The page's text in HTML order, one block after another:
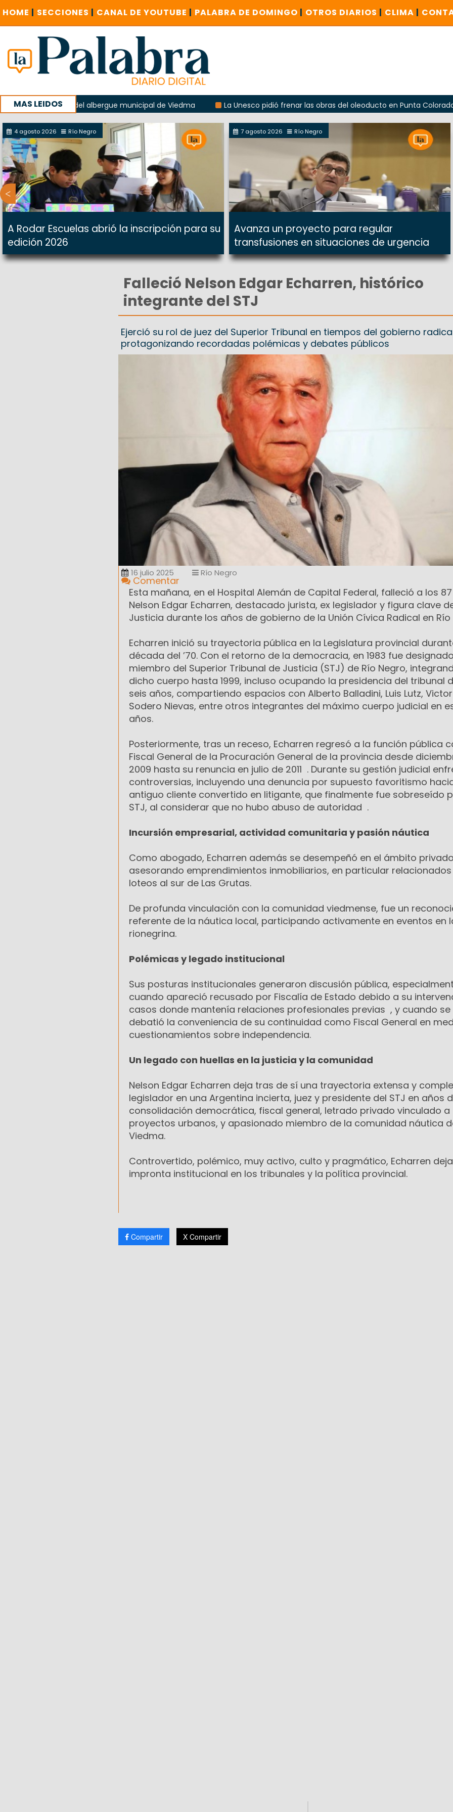
HOME | SECCIONES | CANAL DE YOUTUBE | PALABRA DE DOMINGO | OTROS DIARIOS | CLIMA |
MAS LEIDOSdel albergue municipal de Viedma La Unesco pidió frenar las obras del oleoducto en Punta Colorada
con un encuentro provincial en Roca
4 agosto 2026 Río Negro
A Rodar Escuelas abrió la inscripción para su
edición 2026
7 agosto 2026 Río Negro
Avanza un proyecto para regular
transfusiones en situaciones de urgencia
Falleció Nelson Edgar Echarren, histórico
integrante del STJ
Ejerció su rol de juez del Superior Tribunal en tiempos del gobierno
protagonizando recordadas polémicas y debates públicos
16 julio 2025 Río Negro
Comentar
Esta mañana, en el Hospital Alemán de Capital Federal, falleció a los
Nelson Edgar Echarren, destacado jurista, ex legislador y figura clave
Justicia durante los años de gobierno de la Unión Cívica Radical en Río
Echarren inició su trayectoria pública en la Legislatura provincial
década del ’70. Con el retorno de la democracia, en 1983 fue
miembro del Superior Tribunal de Justicia (STJ) de Río Negro,
dicho cuerpo hasta 1999, incluso ocupando la presidencia del tribunal
seis años, compartiendo espacios con Alberto Balladini, Luis Lutz, Victor
Sodero Nievas, entre otros integrantes del máximo cuerpo judicial en
años.
Posteriormente, tras un receso, Echarren regresó a la función pública
Fiscal General de la Procuración General de la provincia desde
2009 hasta su renuncia en julio de 2011 . Durante su gestión judicial
controversias, incluyendo una denuncia por supuesto favoritismo
antiguo cliente convertido en litigante, que finalmente fue sobreseído
STJ, al considerar que no hubo abuso de autoridad .
Incursión empresarial, actividad comunitaria y pasión náutica
Como abogado, Echarren además se desempeñó en el ámbito
asesorando emprendimientos inmobiliarios, en particular
loteos al sur de Las Grutas.
De profunda vinculación con la comunidad viedmense, fue un
referente de la náutica local, participando activamente en eventos en
rionegrina.
Polémicas y legado institucional
Sus posturas institucionales generaron discusión pública,
cuando apareció recusado por Fiscalía de Estado debido a su
casos donde mantenía relaciones profesionales previas , y cuando se
debatió la conveniencia de su continuidad como Fiscal General en
cuestionamientos sobre independencia.
Un legado con huellas en la justicia y la comunidad
Nelson Edgar Echarren deja tras de sí una trayectoria extensa y
legislador en una Argentina incierta, juez y presidente del STJ en años
consolidación democrática, fiscal general, letrado privado vinculado a
proyectos urbanos, y apasionado miembro de la comunidad náutica
Viedma.
Controvertido, polémico, muy activo, culto y pragmático, Echarren
impronta institucional en los tribunales y la política provincial.
Compartir X Compartir